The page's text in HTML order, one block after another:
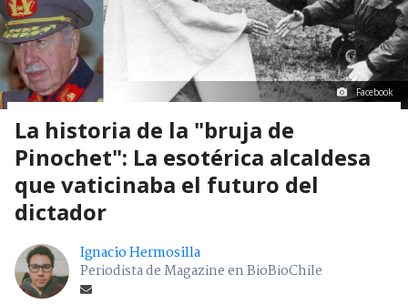
Facebook
La historia de la "bruja de
Pinochet": La esotérica alcaldesa
que vaticinaba el futuro del
dictador
Ignacio Hermosilla
Periodista de Magazine en BioBioChile